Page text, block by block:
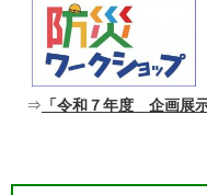
⇒ 「令和７年度 企画展示